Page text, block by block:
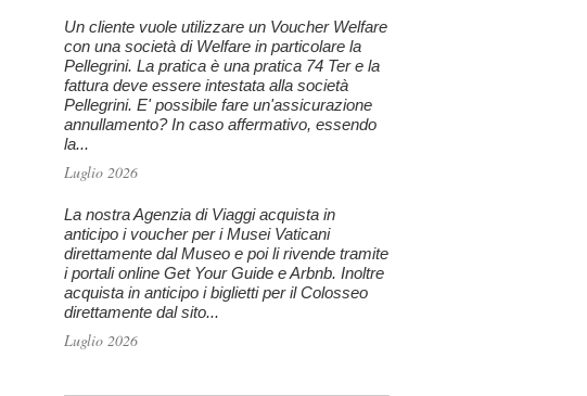
Un cliente vuole utilizzare un Voucher Welfare
con una società di Welfare in particolare la
Pellegrini. La pratica è una pratica 74 Ter e la
fattura deve essere intestata alla società
Pellegrini. E' possibile fare un'assicurazione
annullamento? In caso affermativo, essendo
la...
Luglio 2026
La nostra Agenzia di Viaggi acquista in
anticipo i voucher per i Musei Vaticani
direttamente dal Museo e poi li rivende tramite
i portali online Get Your Guide e Arbnb. Inoltre
acquista in anticipo i biglietti per il Colosseo
direttamente dal sito...
Luglio 2026